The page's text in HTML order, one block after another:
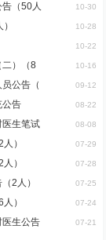
（50人 10-30
10-28
10-22
二）（8 10-16
公告（ 09-12
公告 08-22
生笔试 08-08
） 07-29
） 07-28
2人） 07-25
） 07-24
生公告 07-21